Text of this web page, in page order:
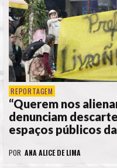
REPORTAGEM
“Querem nos
denunciam
espaços públicos
POR ANA ALICE DE LIMA